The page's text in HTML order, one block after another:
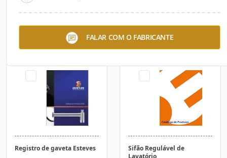
FALAR COM O FABRICANTE
Sifão Fixo Lavatório Fit
Linha Fit
Registro de gaveta Esteves
Sifão Regulável de
Lavatório